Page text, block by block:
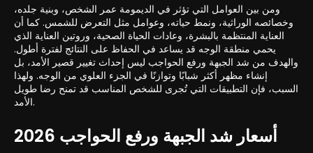
ومن بين العوامل التي تؤثر في الديمومة عمر الشخص، وبنية جلده،
وخصائصه الوراثية، ونمط حياته، وعوامل مثل التعرض للشمس. كما أن
العناية المنتظمة بالبشرة، وعادات الحياة الصحية، وروتين العناية الذي
يحمي منطقة الوجه قد يساعد في الحفاظ على النتائج لفترة أطول.
والهدف من شد الجبهة ورفع الحواجب ليس إحداث تغيير قصير الأمد، بل
إنشاء مظهر أكثر شبابًا وتوازنًا في الجزء العلوي من الوجه. ولهذا
السبب، فإن التطبيقات التي تُجرى للشخص المناسب قد تمنح رضا طويل
الأمد.
أسعار شد الجبهة ورفع الحواجب 2026